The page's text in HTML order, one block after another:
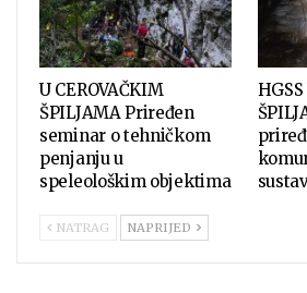
U CEROVAČKIM
ŠPILJAMA Priređen
seminar o tehničkom
penjanju u
speleološkim objektima
NATRAG NAPRIJED